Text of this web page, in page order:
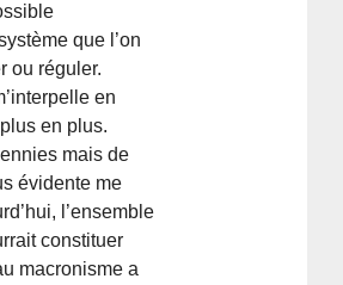
que l’on
ou réguler.
en
en plus.
mais de
évidente me
l’ensemble
constituer
macronisme a